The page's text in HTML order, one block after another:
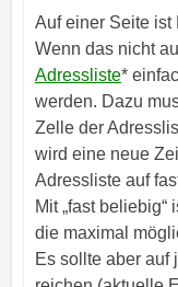
Auf einer Seite ist
Wenn das nicht
Adressliste*
werden. Dazu
Zelle der
wird eine neue
Adressliste auf
Mit „fast
die maximal
Es sollte aber auf